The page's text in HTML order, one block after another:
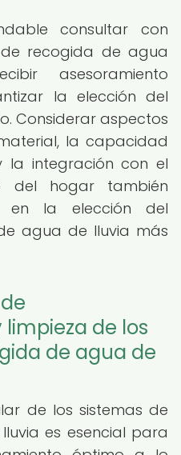
consultar con
recogida de agua
asesoramiento
la elección del
Considerar aspectos
la capacidad
la integración con el
del hogar también
en la elección del
agua de lluvia más
de los
de agua de
de los sistemas de
es esencial para